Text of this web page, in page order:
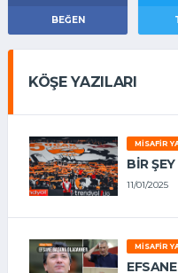
BEĞEN
KÖŞE YAZILARI
MISAFIR
BIR
11/01/2025
MISAFIR